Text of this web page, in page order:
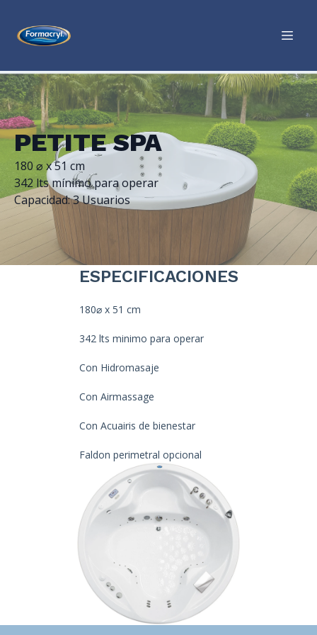
PETITE SPA
180 ⌀ x 51 cm
342 lts mínimo para operar
Capacidad: 3 Usuarios
ESPECIFICACIONES
180⌀ x 51 cm
342 lts minimo para operar
Con Hidromasaje
Con Airmassage
Con Acuairis de bienestar
Faldon perimetral opcional